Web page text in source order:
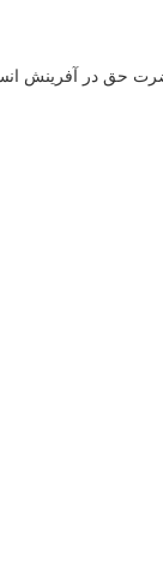
حق در آفرینش